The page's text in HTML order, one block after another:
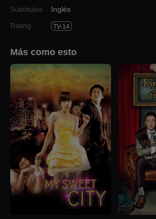
Subtítulos
Inglés
Rating
TV-14
Más como esto